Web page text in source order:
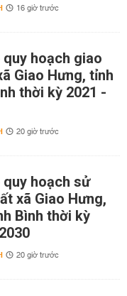
16 giờ trước
quy hoạch giao
Giao Hưng, tỉnh
thời kỳ 2021 -
20 giờ trước
quy hoạch sử
xã Giao Hưng,
Bình thời kỳ
20 giờ trước